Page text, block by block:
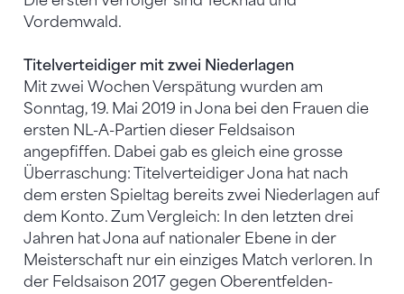
Vordemwald.
Titelverteidiger mit zwei Niederlagen
Mit zwei Wochen Verspätung wurden am
Sonntag, 19. Mai 2019 in Jona bei den Frauen die
ersten NL-A-Partien dieser Feldsaison
angepfiffen. Dabei gab es gleich eine grosse
Überraschung: Titelverteidiger Jona hat nach
dem ersten Spieltag bereits zwei Niederlagen auf
dem Konto. Zum Vergleich: In den letzten drei
Jahren hat Jona auf nationaler Ebene in der
Meisterschaft nur ein einziges Match verloren. In
der Feldsaison 2017 gegen Oberentfelden-